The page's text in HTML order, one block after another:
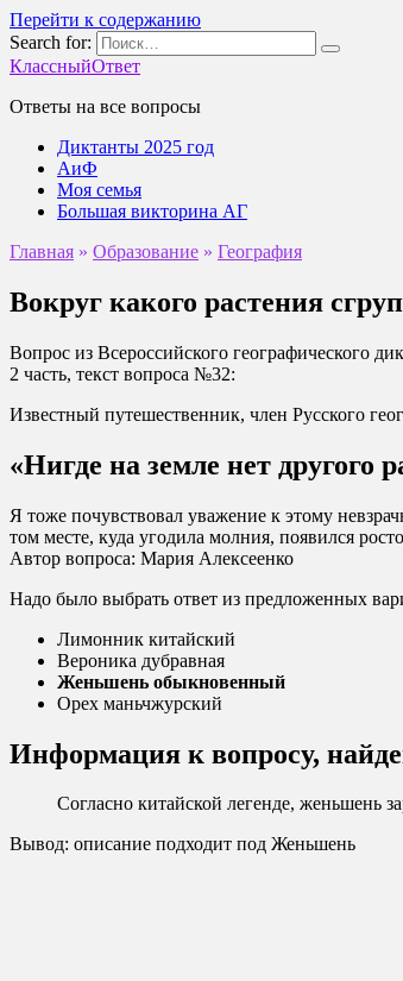
Перейти к содержанию
Search for:
КлассныйОтвет
Ответы на все вопросы
Диктанты 2025 год
АиФ
Моя семья
Большая викторина АГ
Главная » Образование » География
Вокруг какого растения
Вопрос из Всероссийского географического
2 часть, текст вопроса №32:
Известный путешественник, член Русского
«Нигде на земле нет другого
Я тоже почувствовал уважение к этому
том месте, куда угодила молния, появился
Автор вопроса: Мария Алексеенко
Надо было выбрать ответ из предложенных
Лимонник китайский
Вероника дубравная
Женьшень обыкновенный
Орех маньчжурский
Информация к вопросу,
Согласно китайской легенде, женьшень
Вывод: описание подходит под Женьшень